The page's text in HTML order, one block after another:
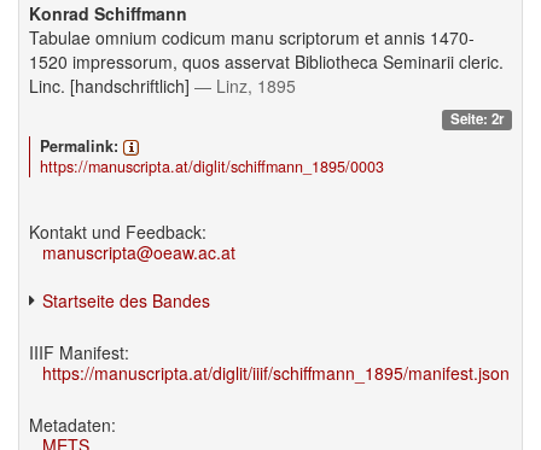
Konrad Schiffmann
Tabulae omnium codicum manu scriptorum et annis 1470-
1520 impressorum, quos asservat Bibliotheca Seminarii cleric.
Linc. [handschriftlich] — Linz, 1895
Seite: 2r
Permalink:
https://manuscripta.at/diglit/schiffmann_1895/0003
Kontakt und Feedback:
manuscripta@oeaw.ac.at
Startseite des Bandes
IIIF Manifest:
https://manuscripta.at/diglit/iiif/schiffmann_1895/manifest.json
Metadaten:
METS